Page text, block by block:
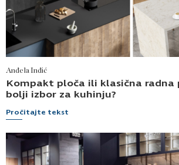
Anđela Inđić
Kompakt ploča ili klasična radna
bolji izbor za kuhinju?
Pročitajte tekst